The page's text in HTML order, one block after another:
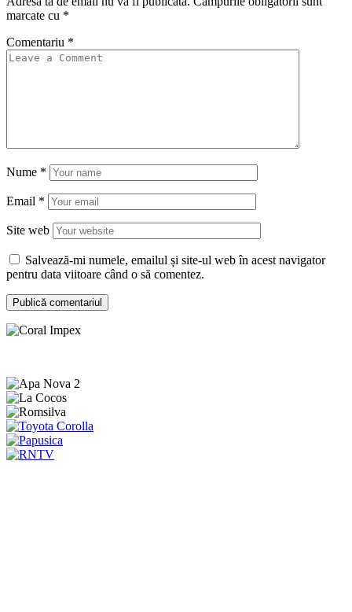
marcate cu *
Comentariu *
Nume *
Email *
Site web
Salvează-mi numele, emailul și site-ul web în acest navigator
pentru data viitoare când o să comentez.